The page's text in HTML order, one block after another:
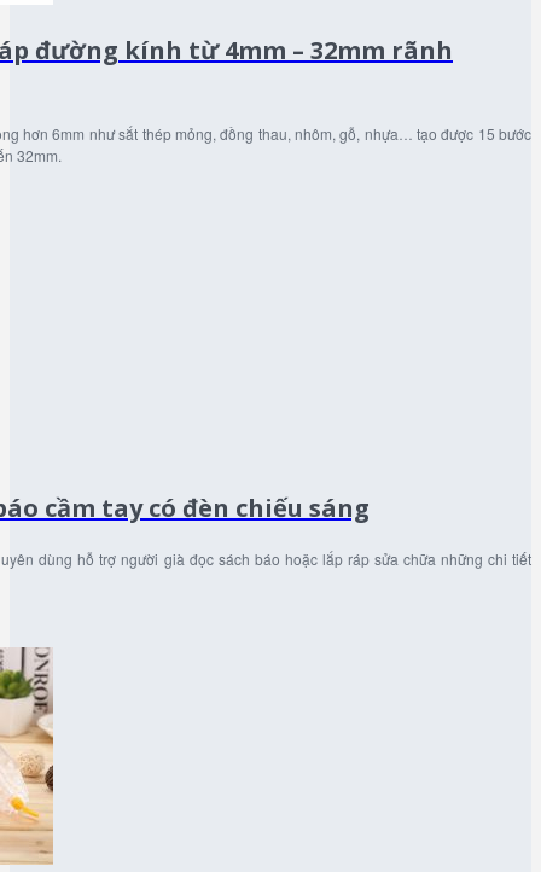
đường kính từ 4mm – 32mm rãnh
hơn 6mm như sắt thép mỏng, đồng thau, nhôm, gỗ, nhựa… tạo được 15 bước
32mm.
cầm tay có đèn chiếu sáng
dùng hỗ trợ người già đọc sách báo hoặc lắp ráp sửa chữa những chi tiết